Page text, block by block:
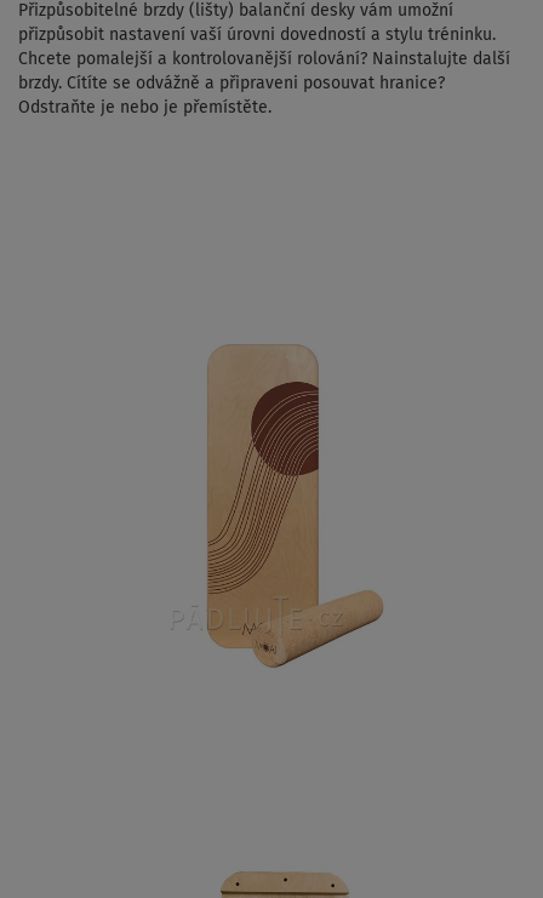
Přizpůsobitelné brzdy (lišty) balanční desky vám umožní
přizpůsobit nastavení vaší úrovni dovedností a stylu tréninku.
Chcete pomalejší a kontrolovanější rolování? Nainstalujte další
brzdy. Cítíte se odvážně a připraveni posouvat hranice?
Odstraňte je nebo je přemístěte.